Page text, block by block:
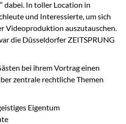
“ dabei. In toller Location in
und Interessierte, um sich
Videoproduktion auszutauschen.
die Düsseldorfer ZEITSPRUNG
bei ihrem Vortrag einen
zentrale rechtliche Themen
Eigentum